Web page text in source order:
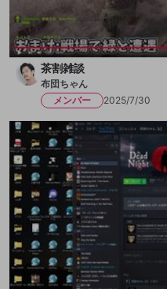
茶割雑談
布団ちゃん
メンバー
2025/7/30